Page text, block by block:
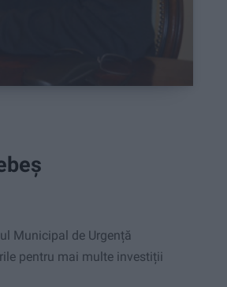
Municipal de Urgență
pentru mai multe investiții